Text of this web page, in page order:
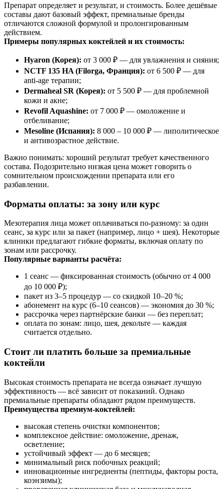
Препарат определяет и результат, и стоимость. Более дешёвые
составы дают базовый эффект, премиальные бренды
отличаются сложной формулой и пролонгированным
действием.
Примеры популярных коктейлей и их стоимость:
Hyaron (Корея): от 3 000 ₽ — для увлажнения и сияния;
NCTF 135 HA (Filorga, Франция): от 6 500 ₽ — для
anti-age терапии;
Dermaheal SR (Корея): от 5 500 ₽ — для проблемной
кожи и акне;
Revofil Aquashine: от 7 000 ₽ — омоложение и
отбеливание;
Mesoline (Испания): 8 000 – 10 000 ₽ — липолитическое
и антивозрастное действие.
Важно понимать: хороший результат требует качественного
состава. Подозрительно низкая цена может говорить о
сомнительном происхождении препарата или его
разбавлении.
Форматы оплаты: за зону или курс
Мезотерапия лица может оплачиваться по-разному: за один
сеанс, за курс или за пакет (например, лицо + шея). Некоторые
клиники предлагают гибкие форматы, включая оплату по
зонам или рассрочку.
Популярные варианты расчёта:
1 сеанс — фиксированная стоимость (обычно от 4 000
до 10 000 ₽);
пакет из 3–5 процедур — со скидкой 10–20 %;
абонемент на курс (6–10 сеансов) — экономия до 30 %;
рассрочка через партнёрские банки — без переплат;
оплата по зонам: лицо, шея, декольте — каждая
считается отдельно.
Стоит ли платить больше за премиальные
коктейли
Высокая стоимость препарата не всегда означает лучшую
эффективность — всё зависит от показаний. Однако
премиальные препараты обладают рядом преимуществ.
Преимущества премиум-коктейлей:
высокая степень очистки компонентов;
комплексное действие: омоложение, дренаж,
осветление;
устойчивый эффект — до 6 месяцев;
минимальный риск побочных реакций;
инновационные ингредиенты (пептиды, факторы роста,
коэнзимы);